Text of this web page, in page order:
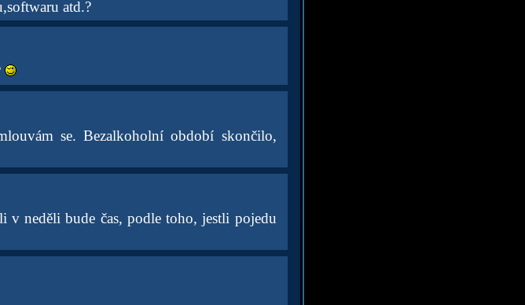
atd.?
se. Bezalkoholní období skončilo,
v neděli bude čas, podle toho, jestli pojedu